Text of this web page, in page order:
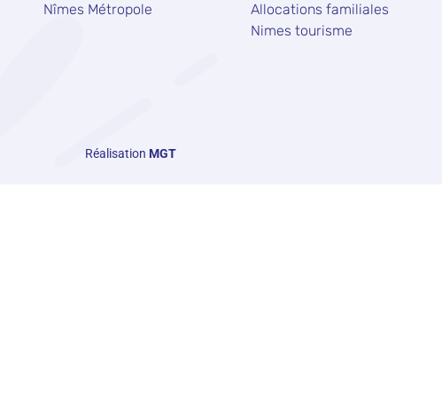
Nîmes Métropole
Allocations familiales
Nimes tourisme
Réalisation MGT